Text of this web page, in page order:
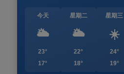
今天
🌥️
23°
17°
星期二
🌥️
22°
18°
星期三
☀️
24°
19°